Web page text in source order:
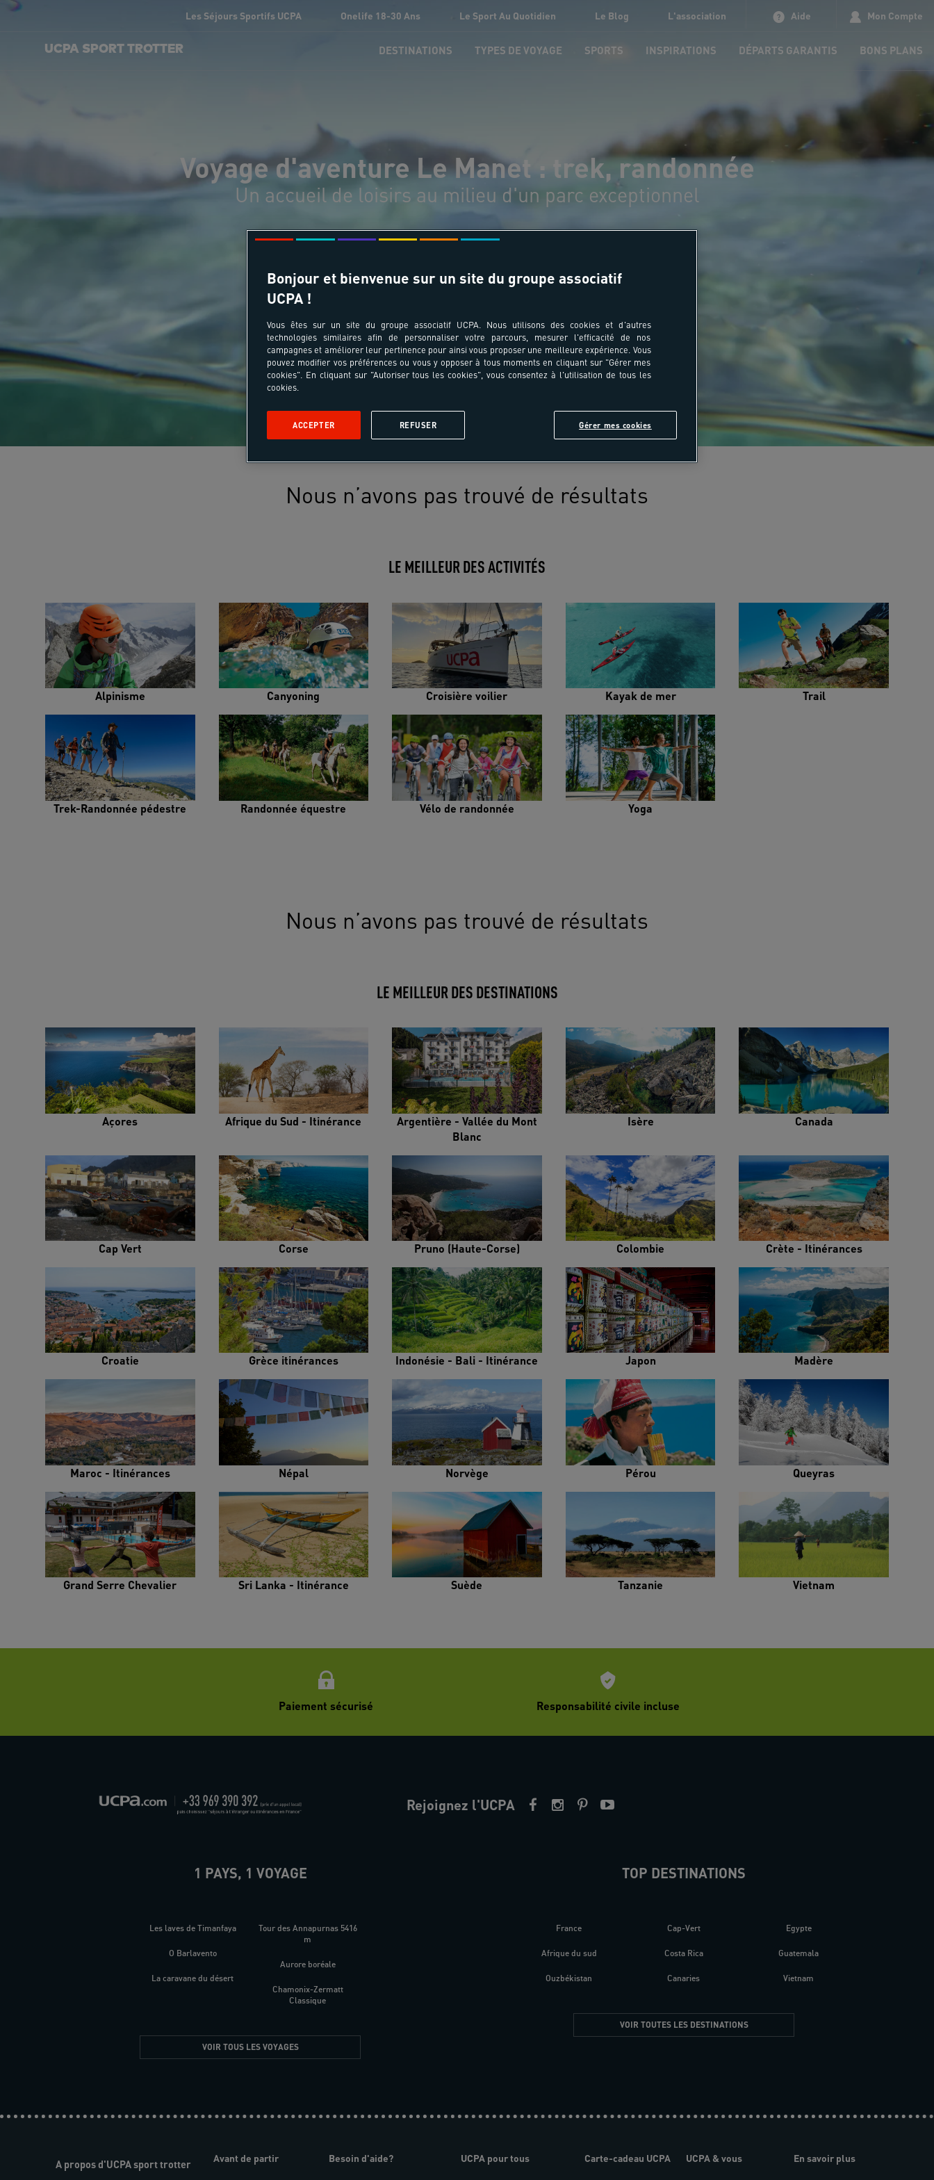
Les Séjours Sportifs UCPA Onelife 18-30 Ans Le Sport Au Quotidien Le Blog L'association Aide Mon Compte
UCPA SPORT TROTTER DESTINATIONS TYPES DE VOYAGE SPORTS INSPIRATIONS DÉPARTS GARANTIS BONS PLANS
Voyage d'aventure Le Manet : trek, randonnée
Un accueil de loisirs au milieu d'un parc exceptionnel
Nous n’avons pas trouvé de résultats
LE MEILLEUR DES ACTIVITÉS
Alpinisme Canyoning Croisière voilier Kayak de mer Trail
Trek-Randonnée pédestre Randonnée équestre Vélo de randonnée Yoga
Nous n’avons pas trouvé de résultats
LE MEILLEUR DES DESTINATIONS
Açores Afrique du Sud - Itinérance
Argentière - Vallée du Mont
Blanc
Isère Canada
Cap Vert Corse Pruno (Haute-Corse) Colombie Crète - Itinérances
Croatie Grèce itinérances Indonésie - Bali - Itinérance Japon Madère
Maroc - Itinérances Népal Norvège Pérou Queyras
Grand Serre Chevalier Sri Lanka - Itinérance Suède Tanzanie Vietnam
Paiement sécurisé Responsabilité civile incluse
Rejoignez l'UCPA
1 PAYS, 1 VOYAGE
Les laves de Timanfaya
O Barlavento
La caravane du désert
Tour des Annapurnas 5416
m
Aurore boréale
Chamonix-Zermatt
Classique
VOIR TOUS LES VOYAGES
TOP DESTINATIONS
France
Afrique du sud
Ouzbékistan
Cap-Vert
Costa Rica
Canaries
Egypte
Guatemala
Vietnam
VOIR TOUTES LES DESTINATIONS
A propos d'UCPA sport trotter
Avant de partir Besoin d'aide? UCPA pour tous Carte-cadeau UCPA UCPA & vous En savoir plus
Bonjour et bienvenue sur un site du groupe associatif
UCPA !
Vous êtes sur un site du groupe associatif UCPA. Nous utilisons des cookies et d'autres
technologies similaires afin de personnaliser votre parcours, mesurer l'efficacité de nos
campagnes et améliorer leur pertinence pour ainsi vous proposer une meilleure expérience. Vous
pouvez modifier vos préférences ou vous y opposer à tous moments en cliquant sur "Gérer mes
cookies". En cliquant sur "Autoriser tous les cookies", vous consentez à l'utilisation de tous les
cookies.
Gérer mes cookies
REFUSER
ACCEPTER